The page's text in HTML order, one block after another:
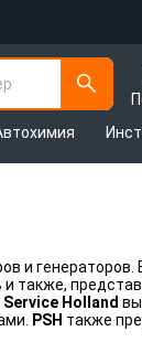
и
также,
Service Holland
PSH также